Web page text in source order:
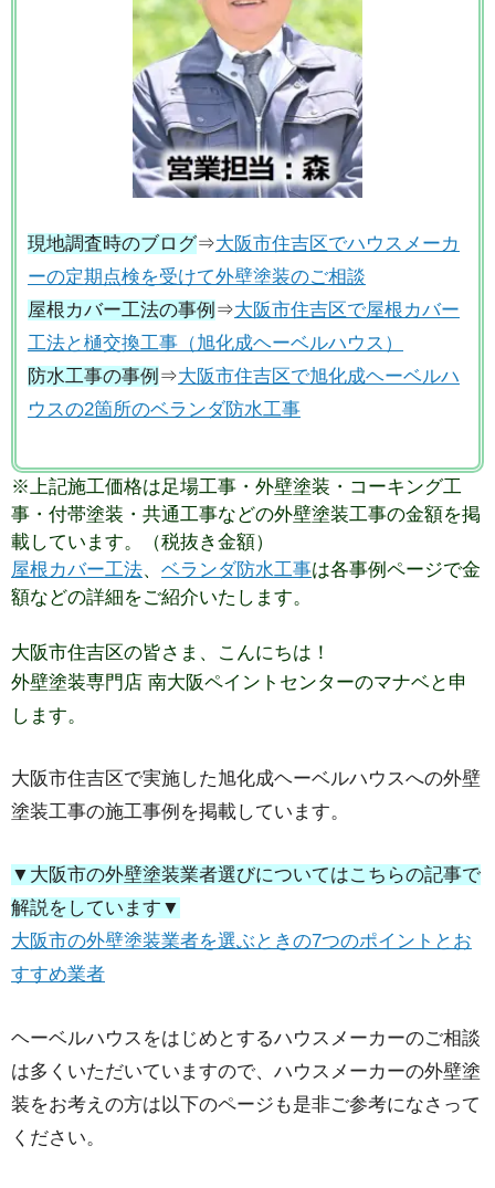
現地調査時のブログ⇒大阪市住吉区でハウスメーカ
ーの定期点検を受けて外壁塗装のご相談
屋根カバー工法の事例 ⇒大阪市住吉区で屋根カバー
工法と樋交換工事（旭化成ヘーベルハウス）
防水工事の事例 ⇒大阪市住吉区で旭化成ヘーベルハ
ウスの2箇所のベランダ防水工事
※上記施工価格は足場工事・外壁塗装・コーキング工
事・付帯塗装・ 共通工事などの外壁塗装工事の金額を掲
載しています。（税抜き金額）
屋根カバー工法、 ベランダ防水工事は各事例ページで金
額などの詳細をご紹介いたします。
大阪市住吉区の皆さま、こんにちは！
外壁塗装専門店 南大阪ペイントセンターのマナベと申
します。
大阪市住吉区で実施した旭化成ヘーベルハウスへの外壁
塗装工事の施工事例を掲載しています。
▼大阪市の外壁塗装業者選びについてはこちらの記事で
解説をしています▼
大阪市の外壁塗装業者を選ぶときの7つのポイントとお
すすめ業者
ヘーベルハウスをはじめとするハウスメーカーのご相談
は多くいただいていますので、ハウスメーカーの外壁塗
装をお考えの方は以下のページも是非ご参考になさって
ください。